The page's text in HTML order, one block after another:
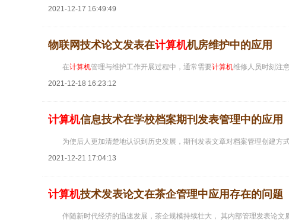
2021-12-17 16:49:49
物联网技术论文发表在计算机机房维护中的应用
在计算机管理与维护工作开展过程中，通常需要计算机维修人员时刻注
2021-12-18 16:23:12
计算机信息技术在学校档案期刊发表管理中的应用
为使后人更加清楚地认识到历史发展，期刊发表文章对档案管理创建方
2021-12-21 17:04:13
计算机技术发表论文在茶企管理中应用存在的问题
伴随新时代经济的迅速发展，茶企规模持续壮大， 其内部管理发表论文